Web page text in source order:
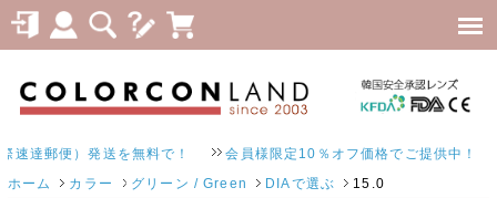
達郵便）発送を無料で！ 会員様限定10％オフ価格でご提供中！
ホーム カラー グリーン / Green DIAで選ぶ 15.0